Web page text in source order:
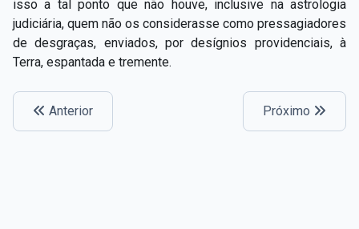
isso a tal ponto que não houve, inclusive na astrologia
judiciária, quem não os considerasse como pressagiadores
de desgraças, enviados, por desígnios providenciais, à
Terra, espantada e tremente.
Anterior Próximo